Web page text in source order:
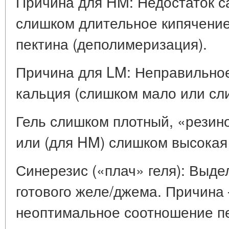
слишком длительное
пектина (деполимеризация).
Причина для LM:
кальция (слишком мало или
Гель слишком плотный,
или (для HM) слишком
Синерезис («плач» геля):
готового желе/джема.
неоптимальное соотношение